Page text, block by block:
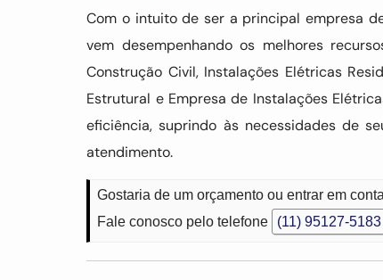
Com o intuito de ser a principal empresa
vem desempenhando os melhores
Construção Civil, Instalações Elétricas
Estrutural e Empresa de Instalações
eficiência, suprindo às necessidades de
atendimento.
Gostaria de um orçamento ou entrar em
Fale conosco pelo telefone
(11) 95127-5183